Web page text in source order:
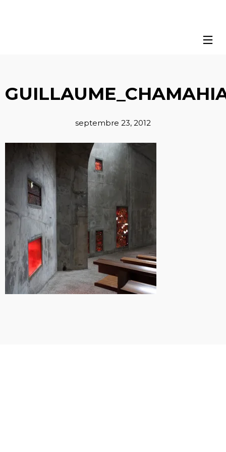
septembre 23, 2012